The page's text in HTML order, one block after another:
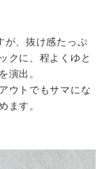
が、抜け感たっぷ
クに、程よくゆと
演出。
ウトでもサマにな
ます。